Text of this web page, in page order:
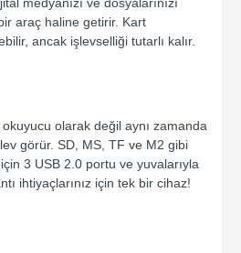
medyanızı ve dosyalarınızı
araç haline getirir. Kart
ancak işlevselliği tutarlı kalır.
olarak değil aynı zamanda
görür. SD, MS, TF ve M2 gibi
3 USB 2.0 portu ve yuvalarıyla
ihtiyaçlarınız için tek bir cihaz!